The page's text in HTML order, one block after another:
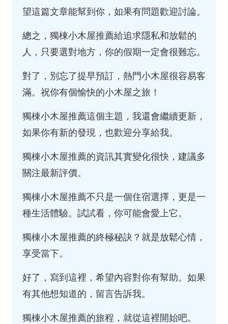
望這篇文章能幫到你，如果有問題歡迎討論。
總之，獨棟小木屋推薦給追求隱私和放鬆的
人，只要選對地方，你的假期一定會很難忘。
對了，別忘了提早預訂，熱門小木屋很容易客
滿。祝你有個愉快的小木屋之旅！
獨棟小木屋推薦這個主題，我還會繼續更新，
如果你有新的發現，也歡迎分享給我。
獨棟小木屋推薦的資訊其實變化很快，建議多
關注最新評價。
獨棟小木屋推薦不只是一個住宿選擇，更是一
種生活體驗。試試看，你可能會愛上它。
獨棟小木屋推薦的終極秘訣？就是放鬆心情，
享受當下。
好了，寫到這裡，希望內容對你有幫助。如果
有其他想知道的，留言告訴我。
獨棟小木屋推薦的旅程，就從這裡開始吧。